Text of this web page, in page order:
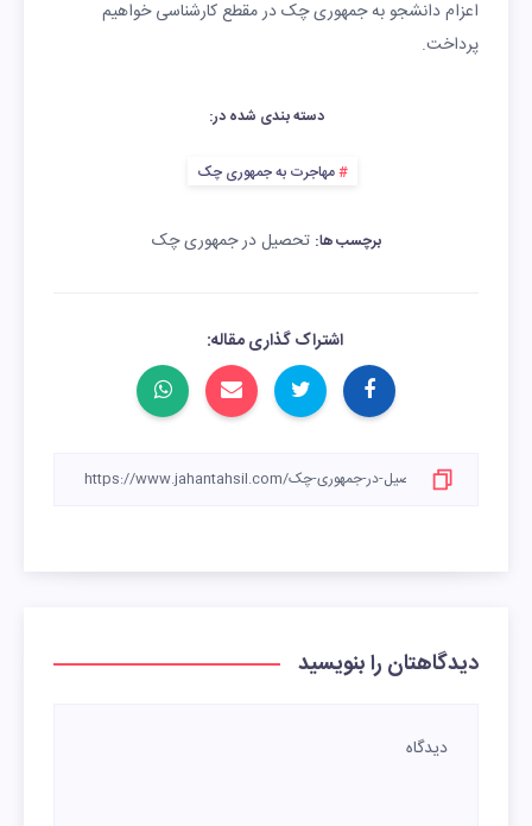
شهر
کتانی نایک
اعزام دانشجو به جمهوری چک در مقطع کارشناسی خواهیم
پرداخت.
دسته بندی شده در:
مهاجرت به جمهوری چک
برچسب ها: تحصیل در جمهوری چک
اشتراک گذاری مقاله:
دیدگاهتان را بنویسید